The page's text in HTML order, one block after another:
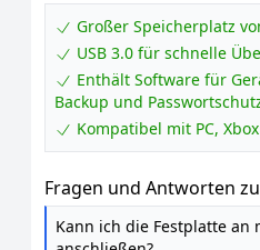
Großer Speicherplatz
USB 3.0 für schnelle
Enthält Software für
Backup und
Kompatibel mit PC,
Fragen und Antworten
externe Festplatte 2 TB
schlankes Design,
Kann ich die Festplatte an